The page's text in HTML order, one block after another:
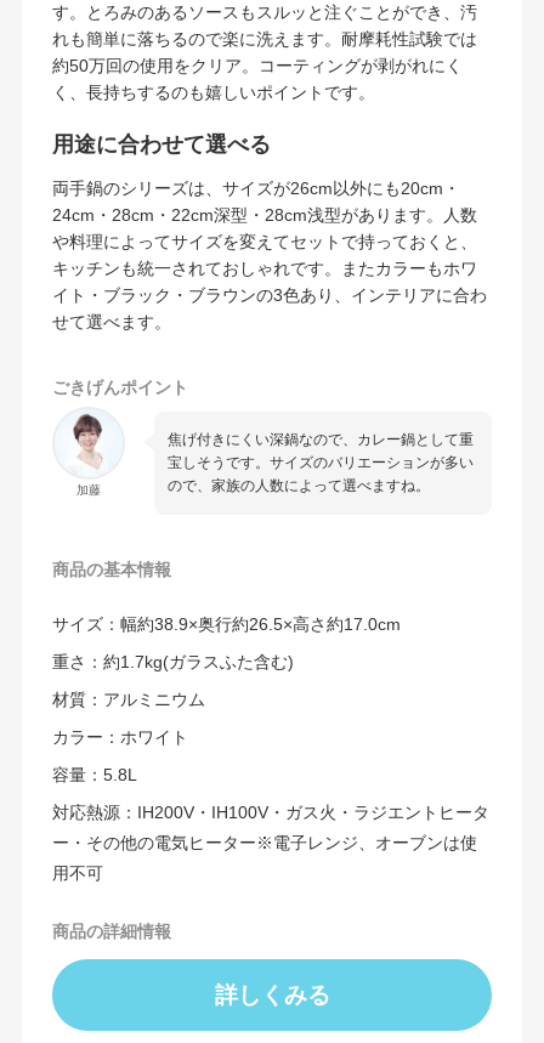
す。とろみのあるソースもスルッと注ぐことができ、汚
れも簡単に落ちるので楽に洗えます。耐摩耗性試験では
約50万回の使用をクリア。コーティングが剥がれにく
く、長持ちするのも嬉しいポイントです。
用途に合わせて選べる
両手鍋のシリーズは、サイズが26cm以外にも20cm・
24cm・28cm・22cm深型・28cm浅型があります。人数
や料理によってサイズを変えてセットで持っておくと、
キッチンも統一されておしゃれです。またカラーもホワ
イト・ブラック・ブラウンの3色あり、インテリアに合わ
せて選べます。
ごきげんポイント
加藤
焦げ付きにくい深鍋なので、カレー鍋として重
宝しそうです。サイズのバリエーションが多い
ので、家族の人数によって選べますね。
商品の基本情報
サイズ：幅約38.9×奥行約26.5×高さ約17.0cm
重さ：約1.7kg(ガラスふた含む)
材質：アルミニウム
カラー：ホワイト
容量：5.8L
対応熱源：IH200V・IH100V・ガス火・ラジエントヒータ
ー・その他の電気ヒーター※電子レンジ、オーブンは使
用不可
商品の詳細情報
詳しくみる